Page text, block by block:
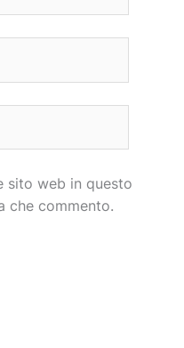
sito web in questo
che commento.